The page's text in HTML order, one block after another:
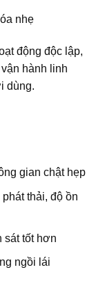
nhẹ
động độc lập,
hành linh
dùng.
gian chật hẹp
thải, độ ồn
sát tốt hơn
ngồi lái